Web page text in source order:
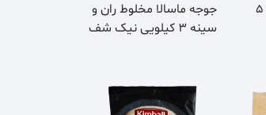
جوجه کتف زعفرانی 5
جوجه ماسالا مخلوط ران و
سینه 3 کیلویی نیک شف